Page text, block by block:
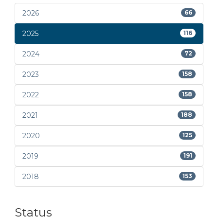
2026 66
2025 116
2024 72
2023 158
2022 158
2021 188
2020 125
2019 191
2018 153
Status